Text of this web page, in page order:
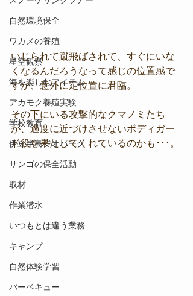
自然環境保全
ワカメの養殖
星空観察
海を楽しむアイテム
アカモク養殖実験
学校教育
伊豆半島ジオパーク
サンゴの保全活動
取材
作業潜水
いつもとは違う業務
キャンプ
自然体験学習
バーベキュー
いじられて蹴飛ばされて、すぐにいな
くなるんだろうなって感じの位置感で
すが、意外に定位置に君臨。
その下にいる攻撃的なクマノミたち
が、過度に近づけさせないボディガー
ド役を果たしてくれているのかも･･･。